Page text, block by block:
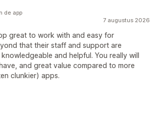
7 augustus 2026
great to work with and easy for
that their staff and support are
and helpful. You really will
and great value compared to more
clunkier) apps.
de app